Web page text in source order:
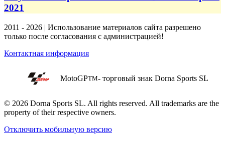
2021
2011 - 2026 | Использование материалов сайта разрешено
только после согласования с администрацией!
Контактная информация
MotoGPTM- торговый знак Dorna Sports SL
© 2026 Dorna Sports SL. All rights reserved. All trademarks are the
property of their respective owners.
Отключить мобильную версию